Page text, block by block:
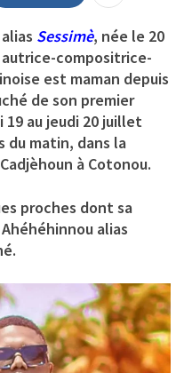
Sessimè, née le 20
autrice-compositrice-
est maman depuis
de son premier
au jeudi 20 juillet
du matin, dans la
à Cotonou.
proches dont sa
alias